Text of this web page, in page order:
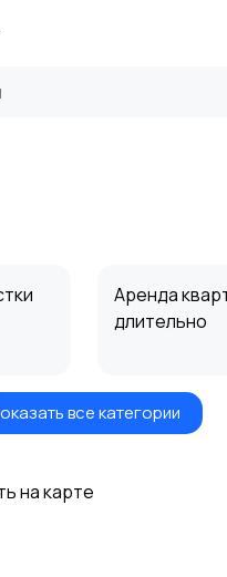
Аренда
длительно
Коммерческая
все категории
на карте